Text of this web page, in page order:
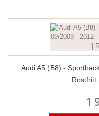
Audi A5 (B8) -
Rostfritt
1